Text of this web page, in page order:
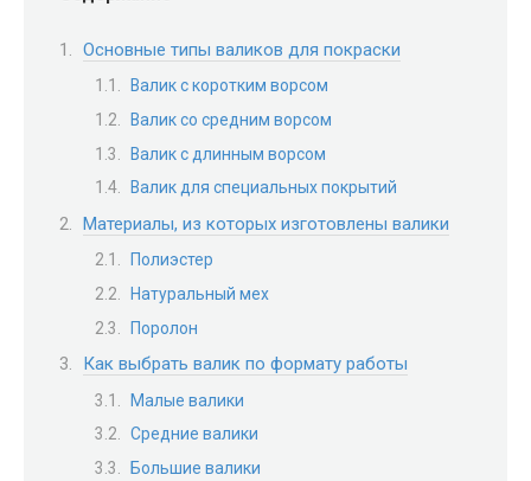
Основные типы валиков для покраски
Валик с коротким ворсом
Валик со средним ворсом
Валик с длинным ворсом
Валик для специальных покрытий
Материалы, из которых изготовлены валики
Полиэстер
Натуральный мех
Поролон
Как выбрать валик по формату работы
Малые валики
Средние валики
Большие валики